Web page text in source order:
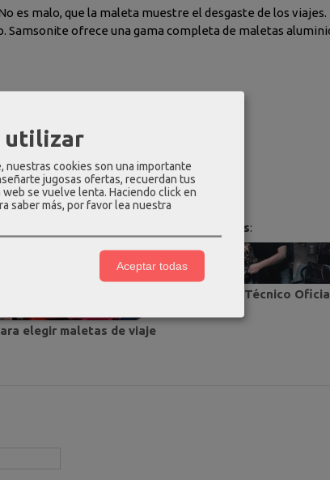
es malo, que la maleta muestre el desgaste de los viajes.
Samsonite ofrece una gama completa de maletas
artículos relacionados:
elegir maletas de viaje
Servicio Técnico
utilizar
cookies son una importante
jugosas ofertas, recuerdan tus
se vuelve lenta. Haciendo click en
saber más, por favor lea nuestra
Aceptar todas